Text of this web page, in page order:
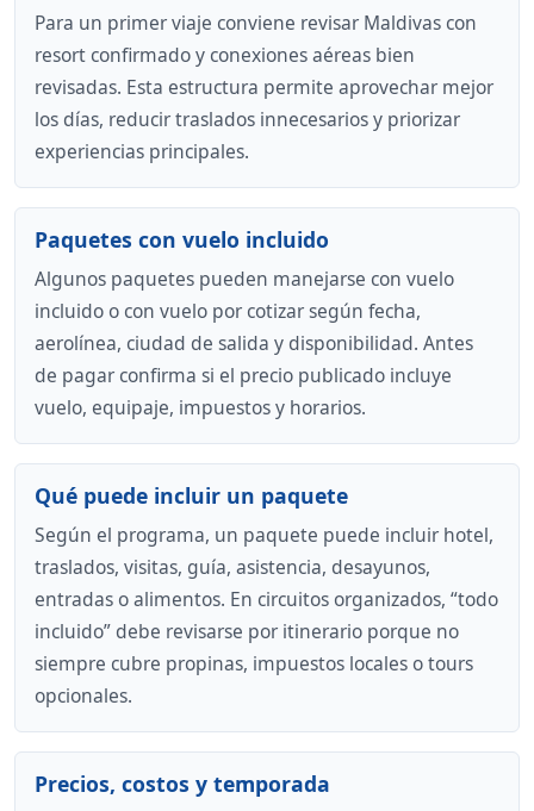
Para un primer viaje conviene revisar Maldivas con
resort confirmado y conexiones aéreas bien
revisadas. Esta estructura permite aprovechar mejor
los días, reducir traslados innecesarios y priorizar
experiencias principales.
Paquetes con vuelo incluido
Algunos paquetes pueden manejarse con vuelo
incluido o con vuelo por cotizar según fecha,
aerolínea, ciudad de salida y disponibilidad. Antes
de pagar confirma si el precio publicado incluye
vuelo, equipaje, impuestos y horarios.
Qué puede incluir un paquete
Según el programa, un paquete puede incluir hotel,
traslados, visitas, guía, asistencia, desayunos,
entradas o alimentos. En circuitos organizados, “todo
incluido” debe revisarse por itinerario porque no
siempre cubre propinas, impuestos locales o tours
opcionales.
Precios, costos y temporada